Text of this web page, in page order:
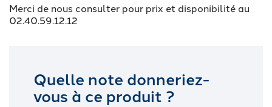
Merci de nous consulter pour prix et disponibilité au
02.40.59.12.12
Quelle note donneriez-
vous à ce produit ?